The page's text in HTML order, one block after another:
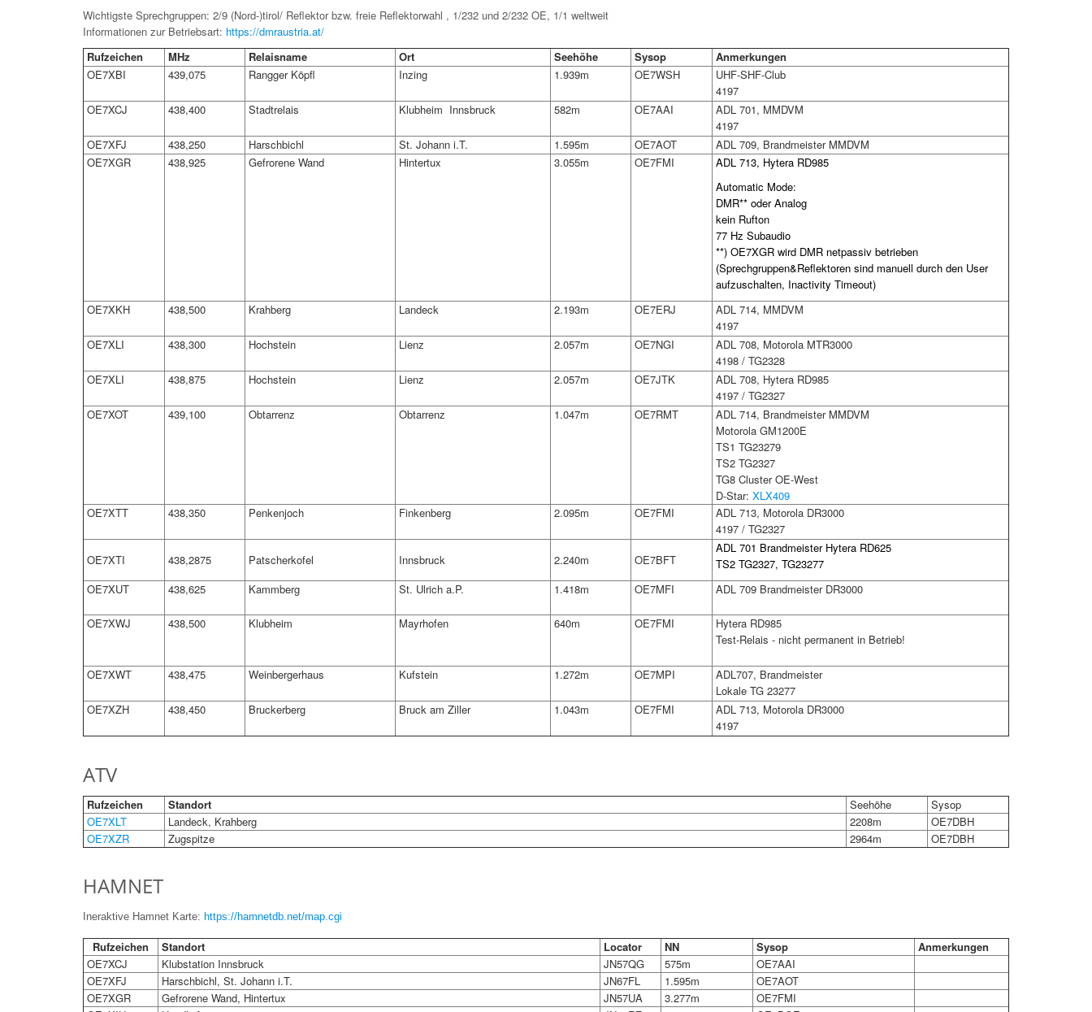
Wichtigste Sprechgruppen: 2/9 (Nord-)tirol/ Reflektor bzw. freie Reflektorwahl , 1/232 und 2/232 OE, 1/1 weltweit
Informationen zur Betriebsart: https://dmraustria.at/
Rufzeichen
MHz Relaisname Ort Seehöhe Sysop
Anmerkungen
OE7XBI
439,075 Rangger Köpfl Inzing 1.939m OE7WSH
UHF-SHF-Club
4197
OE7XCJ
438,400 Stadtrelais Klubheim Innsbruck 582m OE7AAI
ADL 701, MMDVM
4197
OE7XFJ
438,250 Harschbichl St. Johann i.T. 1.595m OE7AOT
ADL 709, Brandmeister MMDVM
OE7XGR
438,925 Gefrorene Wand Hintertux 3.055m OE7FMI
ADL 713, Hytera RD985
Automatic Mode:
DMR** oder Analog
kein Rufton
77 Hz Subaudio
**) OE7XGR wird DMR netpassiv betrieben
(Sprechgruppen&Reflektoren sind manuell durch den User
aufzuschalten, Inactivity Timeout)
OE7XKH
438,500 Krahberg Landeck 2.193m OE7ERJ
ADL 714, MMDVM
4197
OE7XLI
438,300 Hochstein Lienz 2.057m OE7NGI
ADL 708, Motorola MTR3000
4198 / TG2328
OE7XLI
438,875 Hochstein Lienz 2.057m OE7JTK
ADL 708, Hytera RD985
4197 / TG2327
OE7XOT
439,100 Obtarrenz Obtarrenz 1.047m OE7RMT
ADL 714, Brandmeister MMDVM
Motorola GM1200E
TS1 TG23279
TS2 TG2327
TG8 Cluster OE-West
D-Star: XLX409
OE7XTT
438,350 Penkenjoch Finkenberg 2.095m OE7FMI
ADL 713, Motorola DR3000
4197 / TG2327
OE7XTI
438,2875 Patscherkofel Innsbruck 2.240m OE7BFT
ADL 701 BrandmeisterHytera RD625
TS2 TG2327, TG23277
OE7XUT
438,625 Kammberg St. Ulrich a.P. 1.418m OE7MFI ADL 709 Brandmeister DR3000
OE7XWJ 438,500 Klubheim Mayrhofen 640m OE7FMI
Hytera RD985
Test-Relais - nicht permanent in Betrieb!
OE7XWT 438,475 Weinbergerhaus Kufstein 1.272m OE7MPI
ADL707, Brandmeister
Lokale TG 23277
OE7XZH
438,450 Bruckerberg Bruck am Ziller 1.043m OE7FMI
ADL 713, Motorola DR3000
4197
ATV
Rufzeichen Standort Seehöhe
Sysop
OE7XLT
Landeck, Krahberg 2208m
OE7DBH
OE7XZR
Zugspitze 2964m OE7DBH
HAMNET
Ineraktive Hamnet Karte: https://hamnetdb.net/map.cgi
Rufzeichen Standort Locator NN Sysop
Anmerkungen
OE7XCJ
Klubstation Innsbruck JN57QG 575m
OE7AAI
OE7XFJ
Harschbichl, St. Johann i.T. JN67FL 1.595m
OE7AOT
OE7XGR
Gefrorene Wand, Hintertux JN57UA 3.277m
OE7FMI